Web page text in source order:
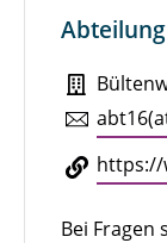
https://​
Bei